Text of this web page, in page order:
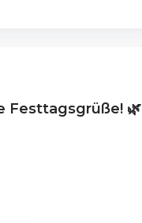
Festtagsgrüße! 🌿